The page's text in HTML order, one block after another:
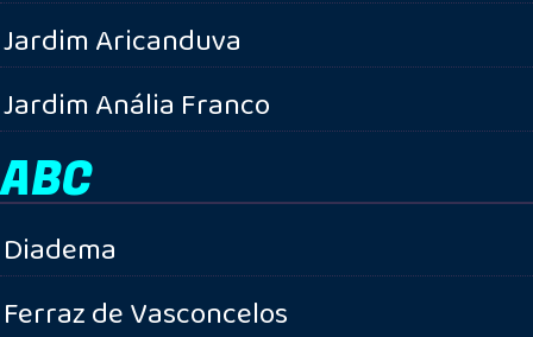
Jardim Aricanduva
Jardim Anália Franco
ABC
Diadema
Ferraz de Vasconcelos